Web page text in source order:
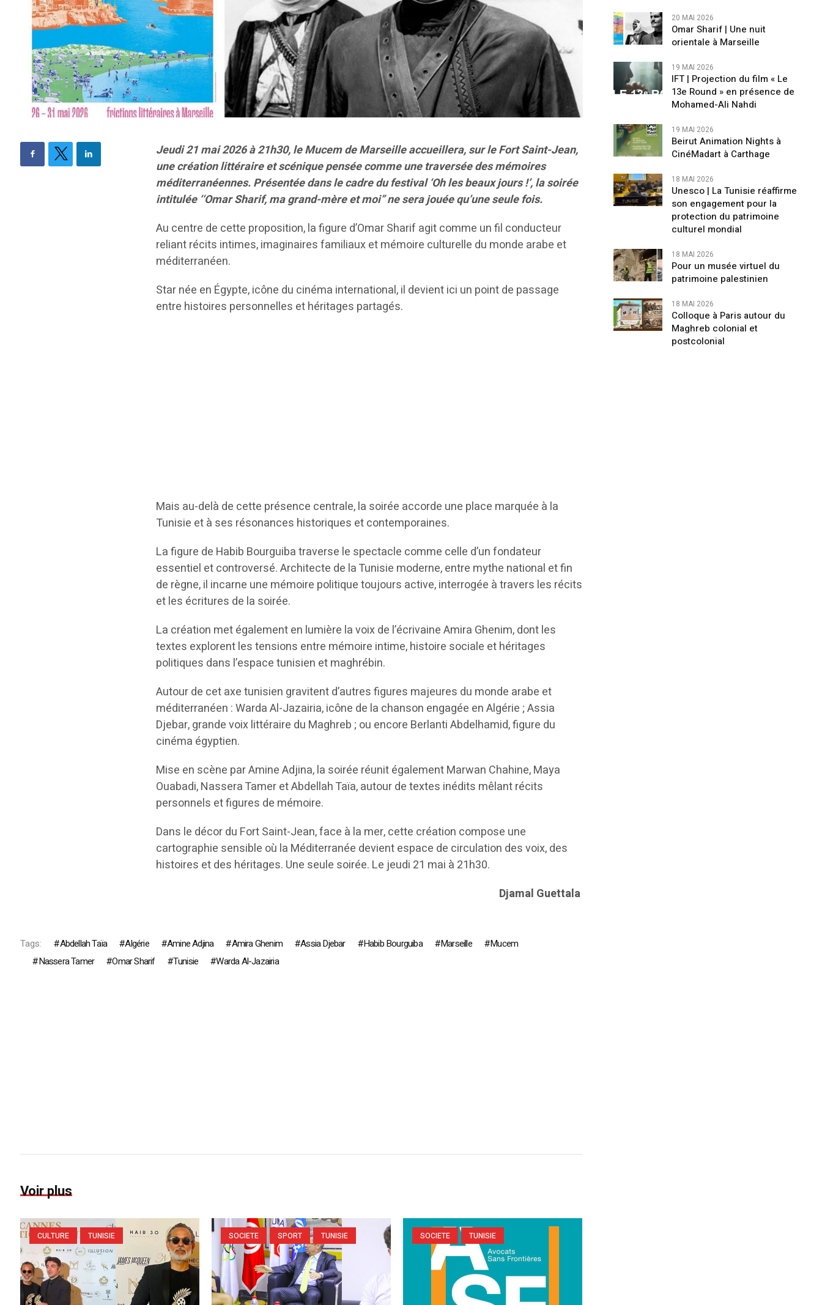
Jeudi 21 mai 2026 à 21h30, le Mucem de Marseille accueillera, sur le Fort Saint-Jean,
une création littéraire et scénique pensée comme une traversée des mémoires
méditerranéennes. Présentée dans le cadre du festival ‘Oh les beaux jours !’, la soirée
intitulée ‘‘Omar Sharif, ma grand-mère et moi” ne sera jouée qu’une seule fois.
Au centre de cette proposition, la figure d’Omar Sharif agit comme un fil conducteur
reliant récits intimes, imaginaires familiaux et mémoire culturelle du monde arabe et
méditerranéen.
Star née en Égypte, icône du cinéma international, il devient ici un point de passage
entre histoires personnelles et héritages partagés.
Mais au-delà de cette présence centrale, la soirée accorde une place marquée à la
Tunisie et à ses résonances historiques et contemporaines.
La figure de Habib Bourguiba traverse le spectacle comme celle d’un fondateur
essentiel et controversé. Architecte de la Tunisie moderne, entre mythe national et fin
de règne, il incarne une mémoire politique toujours active, interrogée à travers les récits
et les écritures de la soirée.
La création met également en lumière la voix de l’écrivaine Amira Ghenim, dont les
textes explorent les tensions entre mémoire intime, histoire sociale et héritages
politiques dans l’espace tunisien et maghrébin.
Autour de cet axe tunisien gravitent d’autres figures majeures du monde arabe et
méditerranéen : Warda Al-Jazairia, icône de la chanson engagée en Algérie ; Assia
Djebar, grande voix littéraire du Maghreb ; ou encore Berlanti Abdelhamid, figure du
cinéma égyptien.
Mise en scène par Amine Adjina, la soirée réunit également Marwan Chahine, Maya
Ouabadi, Nassera Tamer et Abdellah Taïa, autour de textes inédits mêlant récits
personnels et figures de mémoire.
Dans le décor du Fort Saint-Jean, face à la mer, cette création compose une
cartographie sensible où la Méditerranée devient espace de circulation des voix, des
histoires et des héritages. Une seule soirée. Le jeudi 21 mai à 21h30.
Djamal Guettala
Tags: Abdellah Taïa Algérie Amine Adjina Amira Ghenim Assia Djebar Habib Bourguiba Marseille
Mucem
Nassera Tamer
Omar Sharif Tunisie Warda Al-Jazairia
Voir plus
CULTURE TUNISIE SOCIETE SPORT TUNISIE SOCIETE TUNISIE
20 MAI 2026
Omar Sharif | Une nuit
orientale à Marseille
19 MAI 2026
IFT | Projection du film « Le
13e Round » en présence de
Mohamed-Ali Nahdi
19 MAI 2026
Beirut Animation Nights à
CinéMadart à Carthage
18 MAI 2026
Unesco | La Tunisie réaffirme
son engagement pour la
protection du patrimoine
culturel mondial
18 MAI 2026
Pour un musée virtuel du
patrimoine palestinien
18 MAI 2026
Colloque à Paris autour du
Maghreb colonial et
postcolonial